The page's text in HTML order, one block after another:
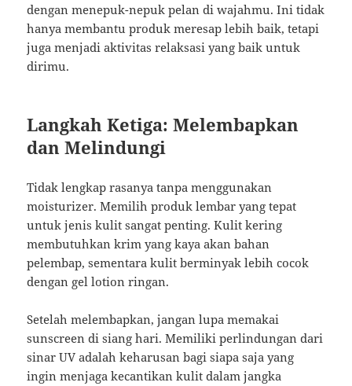
dengan menepuk-nepuk pelan di wajahmu. Ini tidak
hanya membantu produk meresap lebih baik, tetapi
juga menjadi aktivitas relaksasi yang baik untuk
dirimu.
Langkah Ketiga: Melembapkan
dan Melindungi
Tidak lengkap rasanya tanpa menggunakan
moisturizer. Memilih produk lembar yang tepat
untuk jenis kulit sangat penting. Kulit kering
membutuhkan krim yang kaya akan bahan
pelembap, sementara kulit berminyak lebih cocok
dengan gel lotion ringan.
Setelah melembapkan, jangan lupa memakai
sunscreen di siang hari. Memiliki perlindungan dari
sinar UV adalah keharusan bagi siapa saja yang
ingin menjaga kecantikan kulit dalam jangka